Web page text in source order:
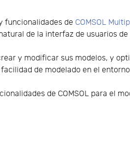
funcionalidades de COMSOL
de la interfaz de usuarios de
y modificar sus modelos, y
de modelado en el
de COMSOL para el